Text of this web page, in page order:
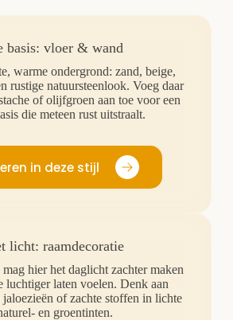
basis: vloer & wand
warme ondergrond: zand, beige,
rustige natuursteenlook. Voeg daar
of olijfgroen aan toe voor een
die meteen rust uitstraalt.
in deze stijl
licht: raamdecoratie
mag hier het daglicht zachter maken
luchtiger laten voelen. Denk aan
jaloezieën of zachte stoffen in lichte
en groentinten.